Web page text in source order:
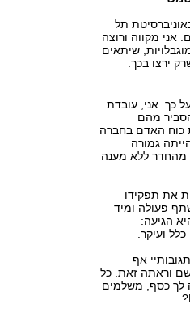
תל
אני מקווה ורוצה
שיתאים
ירצו בכך.
כך. אני, עובדת
מהם
כוח האדם בחברה
גמורה
מהחדר ללא מענה
את תפקידו
פעולה ומיד
הגיעה:
ועיקר.
אף
וראתה זאת. כל
לך כסף, משלמים